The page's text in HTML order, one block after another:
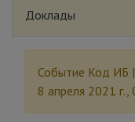
Доклады
Событие Код ИБ |
8 апреля 2021